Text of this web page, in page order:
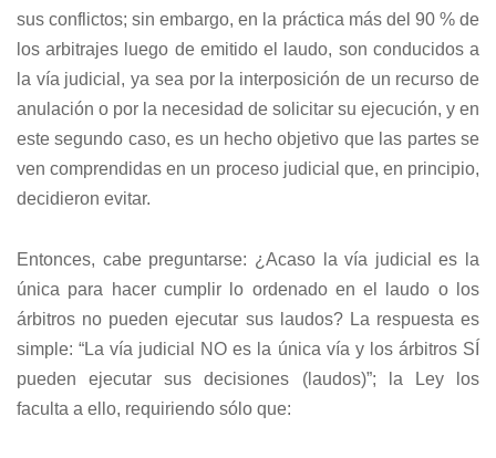
sus conflictos; sin embargo, en la práctica más del 90 % de
los arbitrajes luego de emitido el laudo, son conducidos a
la vía judicial, ya sea por la interposición de un recurso de
anulación o por la necesidad de solicitar su ejecución, y en
este segundo caso, es un hecho objetivo que las partes se
ven comprendidas en un proceso judicial que, en principio,
decidieron evitar.
Entonces, cabe preguntarse: ¿Acaso la vía judicial es la
única para hacer cumplir lo ordenado en el laudo o los
árbitros no pueden ejecutar sus laudos? La respuesta es
simple: “La vía judicial NO es la única vía y los árbitros SÍ
pueden ejecutar sus decisiones (laudos)”; la Ley los
faculta a ello, requiriendo sólo que: